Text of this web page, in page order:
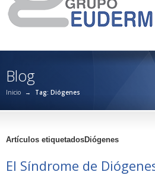
Blog
Inicio → Tag: Diógenes
Artículos etiquetadosDiógenes
El Síndrome de